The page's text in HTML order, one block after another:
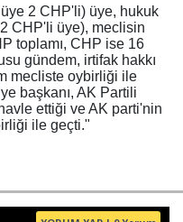
2 CHP'li) üye, hukuk
CHP'li üye), meclisin
toplamı, CHP ise 16
gündem, irtifak hakkı
mecliste oybirliği ile
başkanı, AK Partili
ettiği ve AK parti'nin
ile geçti."